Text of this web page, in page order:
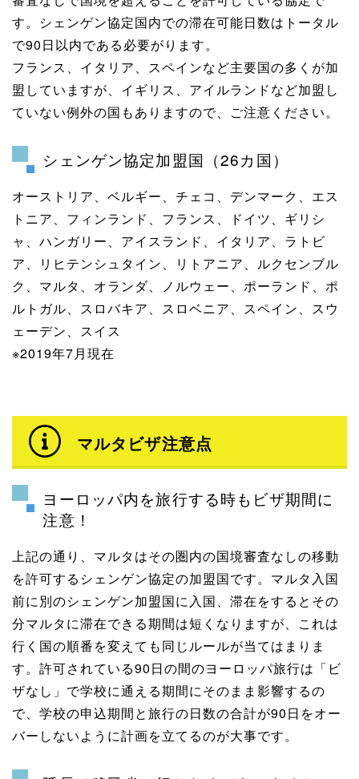
す。シェンゲン協定国内での滞在可能日数はトータル
で90日以内である必要がります。
フランス、イタリア、スペインなど主要国の多くが加
盟していますが、イギリス、アイルランドなど加盟し
ていない例外の国もありますので、ご注意ください。
シェンゲン協定加盟国（26カ国）
オーストリア、ベルギー、チェコ、デンマーク、エス
トニア、フィンランド、フランス、ドイツ、ギリシ
ャ、ハンガリー、アイスランド、イタリア、ラトビ
ア、リヒテンシュタイン、リトアニア、ルクセンブル
ク、マルタ、オランダ、ノルウェー、ポーランド、ポ
ルトガル、スロバキア、スロベニア、スペイン、スウ
ェーデン、スイス
※2019年7月現在
マルタビザ注意点
ヨーロッパ内を旅行する時もビザ期間に
注意！
上記の通り、マルタはその圏内の国境審査なしの移動
を許可するシェンゲン協定の加盟国です。マルタ入国
前に別のシェンゲン加盟国に入国、滞在をするとその
分マルタに滞在できる期間は短くなりますが、これは
行く国の順番を変えても同じルールが当てはまりま
す。許可されている90日の間のヨーロッパ旅行は「ビ
ザなし」で学校に通える期間にそのまま影響するの
で、学校の申込期間と旅行の日数の合計が90日をオー
バーしないように計画を立てるのが大事です。